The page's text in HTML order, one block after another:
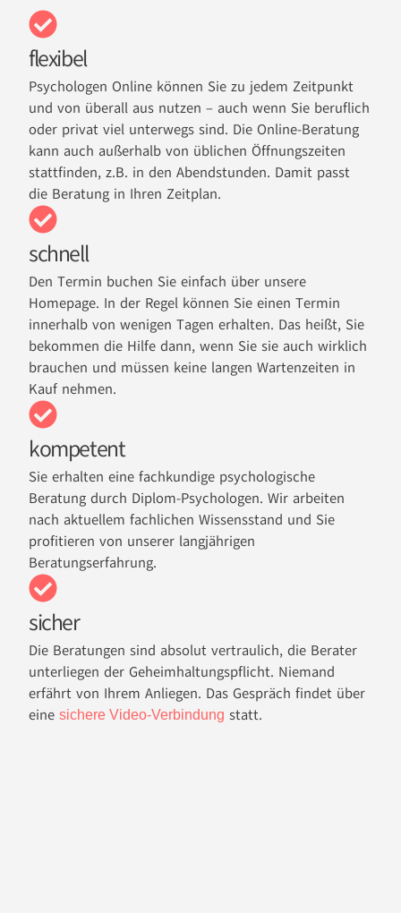
flexibel
Psychologen Online können Sie zu jedem Zeitpunkt
und von überall aus nutzen – auch wenn Sie beruflich
oder privat viel unterwegs sind. Die Online-Beratung
kann auch außerhalb von üblichen Öffnungszeiten
stattfinden, z.B. in den Abendstunden. Damit passt
die Beratung in Ihren Zeitplan.
schnell
Den Termin buchen Sie einfach über unsere
Homepage. In der Regel können Sie einen Termin
innerhalb von wenigen Tagen erhalten. Das heißt, Sie
bekommen die Hilfe dann, wenn Sie sie auch wirklich
brauchen und müssen keine langen Wartenzeiten in
Kauf nehmen.
kompetent
Sie erhalten eine fachkundige psychologische
Beratung durch Diplom-Psychologen. Wir arbeiten
nach aktuellem fachlichen Wissensstand und Sie
profitieren von unserer langjährigen
Beratungserfahrung.
sicher
Die Beratungen sind absolut vertraulich, die Berater
unterliegen der Geheimhaltungspflicht. Niemand
erfährt von Ihrem Anliegen. Das Gespräch findet über
eine sichere Video-Verbindung statt.